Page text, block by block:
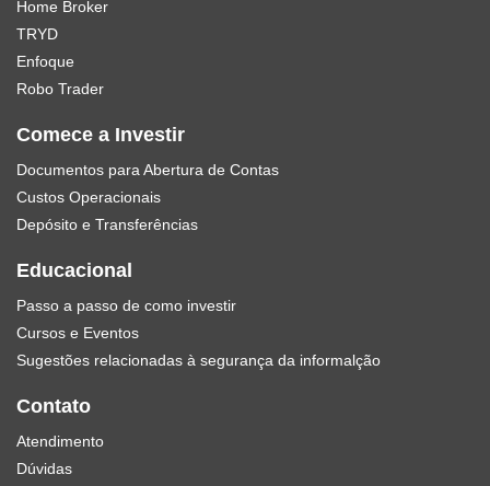
Home Broker
TRYD
Enfoque
Robo Trader
Comece a Investir
Documentos para Abertura de Contas
Custos Operacionais
Depósito e Transferências
Educacional
Passo a passo de como investir
Cursos e Eventos
Sugestões relacionadas à segurança da informalção
Contato
Atendimento
Dúvidas